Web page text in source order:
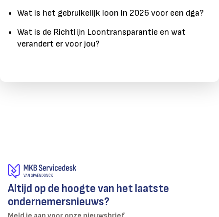
Wat is het gebruikelijk loon in 2026 voor een dga?
Wat is de Richtlijn Loontransparantie en wat
verandert er voor jou?
Altijd op de hoogte van het laatste
ondernemersnieuws?